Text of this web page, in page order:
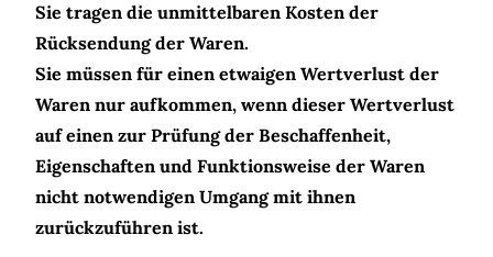
Sie tragen die unmittelbaren Kosten der
Rücksendung der Waren.
Sie müssen für einen etwaigen Wertverlust der
Waren nur aufkommen, wenn dieser Wertverlust
auf einen zur Prüfung der Beschaffenheit,
Eigenschaften und Funktionsweise der Waren
nicht notwendigen Umgang mit ihnen
zurückzuführen ist.